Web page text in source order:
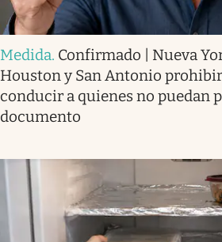
Medida. Confirmado | Nueva
Houston y San Antonio
conducir a quienes no puedan
documento